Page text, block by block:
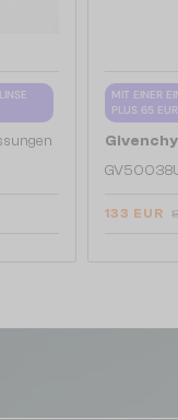
MIT EINER
PLUS 65 EUR
Givenchy
133 EUR